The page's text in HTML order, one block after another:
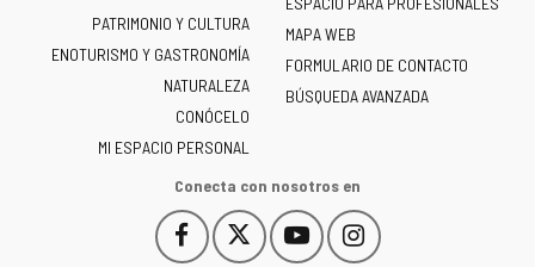
de
Castilla
y
León
-
PATRIMONIO Y CULTURA
ENOTURISMO Y GASTRONOMÍA
NATURALEZA
CONÓCELO
MI ESPACIO PERSONAL
MAPA WEB
FORMULARIO DE CONTACTO
BÚSQUEDA AVANZADA
Conecta con nosotros en
Facebook
Este
Este
YouTube
Este
Instagram
Este